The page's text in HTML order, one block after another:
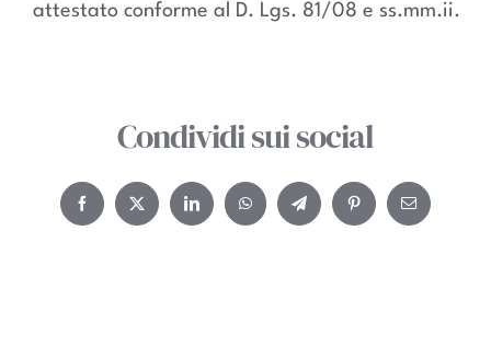
attestato conforme al D. Lgs. 81/08 e ss.mm.ii.
Condividi sui social
FacebookTwitter LinkedInWhatsAppTelegramPinterestEmail